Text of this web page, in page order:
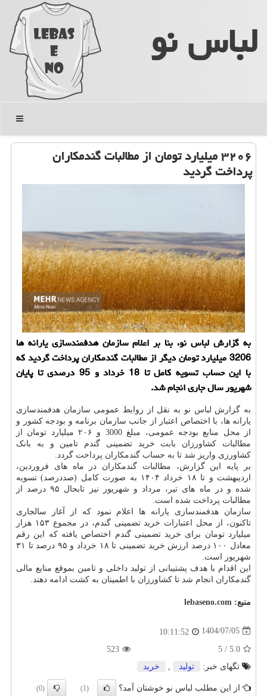
لباس نو
منو
۳۲۰۶ میلیارد تومان از مطالبات گندمکاران
پرداخت گردید
به گزارش لباس نو، بنا بر اعلام سازمان هدفمندسازی یارانه ها
3206 میلیارد تومان دیگر از مطالبات گندمکاران پرداخت گردید که
با این حساب تسویه کامل تا 18 خرداد و 95 درصدی تا پایان
شهریور سال جاری انجام شد.
به گزارش لباس نو به نقل از روابط عمومی سازمان هدفمندسازی
یارانه ها، با اختصاص اعتبار از جانب سازمان برنامه و بودجه کشور و
از محل منابع بودجه عمومی، مبلغ 3000 و ۲۰۶ میلیارد تومان از
مطالبات کشاورزان بابت خرید تضمینی گندم تامین و به بانک
کشاورزی واریز شد تا به حساب گندمکاران پرداخت گردد.
بر پایه این گزارش، مطالبات گندمکاران در ماه های فروردین،
اردیبهشت و تا ۱۸ خرداد ۱۴۰۴ به صورت کامل (صددرصد) تسویه
شده و در ماه های تیر، مرداد و شهریور نیز تابحال ۹۵ درصد از
مطالبات پرداخت شده است.
سازمان هدفمندسازی یارانه ها اعلام نمود که از آغاز سالجاری
تاکنون، از محل اعتبارات خرید تضمینی گندم، در مجموع ۱۵۳ هزار
میلیارد تومان برای خرید تضمینی گندم اختصاص یافته که این رقم
معادل ۱۰۰ درصد ارزش خرید تضمینی تا ۱۸ خرداد و ۹۵ درصد تا ۳۱
شهریور است.
این اقدام با هدف پشتیبانی از تولید داخلی و تامین بموقع منابع مالی
گندمکاران انجام شد تا کشاورزان با اطمینان به کشت ادامه دهند.
منبع: lebaseno.com
1404/07/05
10:11:52
5.0
/
5
523
تگهای خبر:
تولید خرید
از این مطلب لباس نو خوشتان آمد؟ (1)
(0)